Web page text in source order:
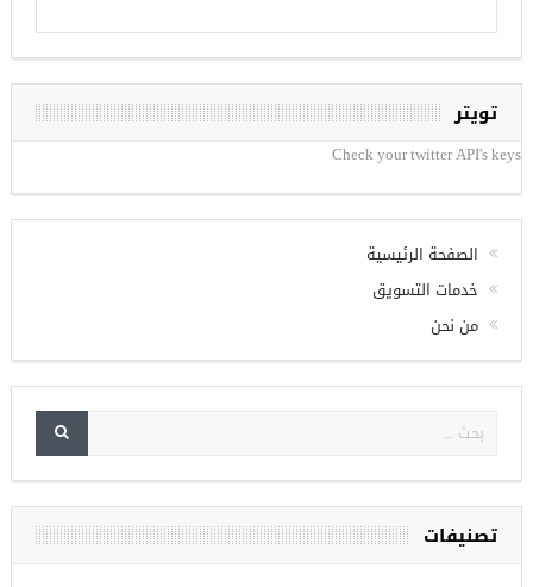
تويتر
Check your twitter API's keys
الصفحة الرئيسية
خدمات التسويق
من نحن
تصنيفات